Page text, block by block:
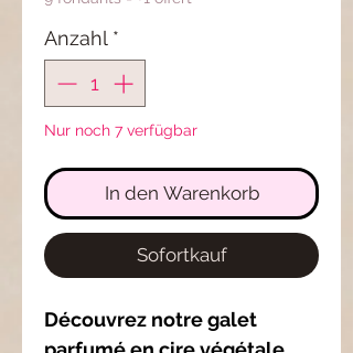
Anzahl *
Nur noch 7 verfügbar
In den Warenkorb
Sofortkauf
Découvrez notre galet